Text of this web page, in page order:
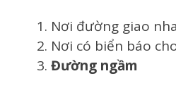
Nơi đường giao
Nơi có biển báo
Đường ngầm